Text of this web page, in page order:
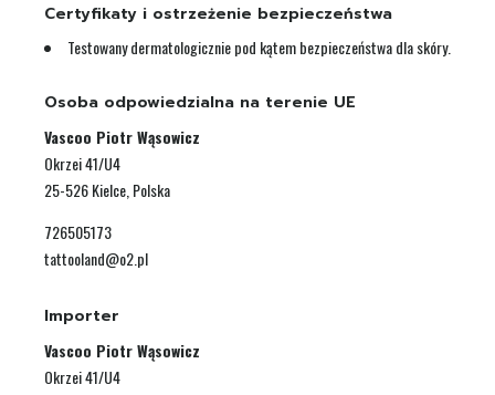
Certyfikaty i ostrzeżenie bezpieczeństwa
Testowany dermatologicznie pod kątem bezpieczeństwa dla skóry.
Osoba odpowiedzialna na terenie UE
Vascoo Piotr Wąsowicz
Okrzei 41/U4
25-526 Kielce, Polska
726505173
tattooland@o2.pl
Importer
Vascoo Piotr Wąsowicz
Okrzei 41/U4